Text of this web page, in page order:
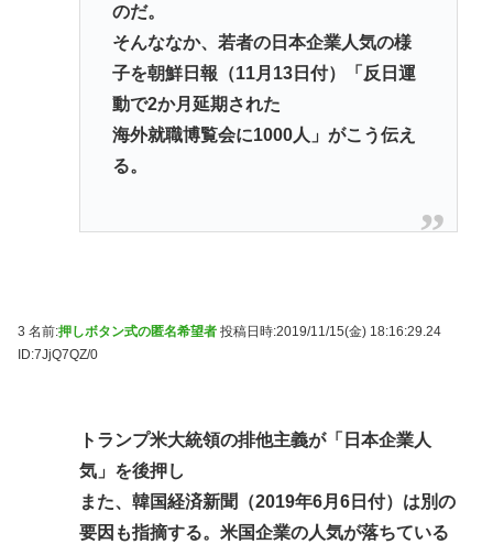
のだ。
そんななか、若者の日本企業人気の様
子を朝鮮日報（11月13日付）「反日運
動で2か月延期された
海外就職博覧会に1000人」がこう伝え
る。
3 名前:押しボタン式の匿名希望者 投稿日時:2019/11/15(金) 18:16:29.24
ID:7JjQ7QZ/0
トランプ米大統領の排他主義が「日本企業人
気」を後押し
また、韓国経済新聞（2019年6月6日付）は別の
要因も指摘する。米国企業の人気が落ちている